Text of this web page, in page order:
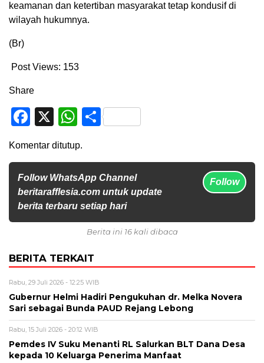
keamanan dan ketertiban masyarakat tetap kondusif di
wilayah hukumnya.
(Br)
Post Views: 153
Share
Facebook
X WhatsApp
Share
Komentar ditutup.
Follow WhatsApp Channel
beritarafflesia.com untuk update
berita terbaru setiap hari
Follow
Berita ini 16 kali dibaca
BERITA TERKAIT
Rabu, 29 Juli 2026 - 12:25 WIB
Gubernur Helmi Hadiri Pengukuhan dr. Melka Novera
Sari sebagai Bunda PAUD Rejang Lebong
Rabu, 15 Juli 2026 - 20:12 WIB
Pemdes IV Suku Menanti RL Salurkan BLT Dana Desa
kepada 10 Keluarga Penerima Manfaat